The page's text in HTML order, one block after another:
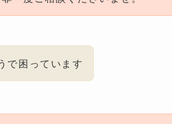
で困っています